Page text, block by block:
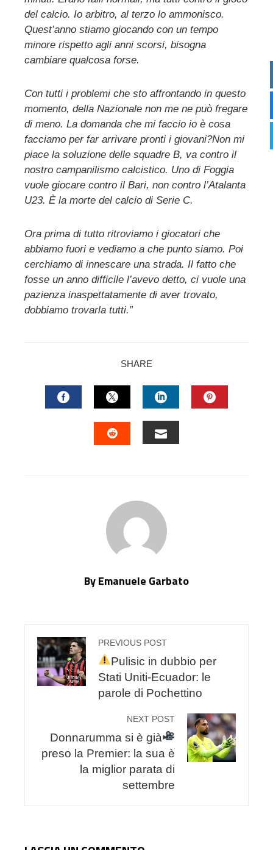
del calcio. Io arbitro, al terzo lo ammonisco.
Quest’anno stiamo giocando con un tempo
minore rispetto agli anni scorsi, bisogna
cambiare qualcosa forse.
Con tutti i problemi che sto affrontando in questo
momento, della Nazionale non me ne può fregare
di meno. La domanda che mi faccio io è cosa
facciamo per far arrivare pronti i giovani?Non mi
piace la soluzione delle squadre B, va contro il
nostro campanilismo calcistico. Uno di Foggia
vuole giocare contro il Bari, non contro l’Atalanta
U23. È la morte del calcio di Serie C.
Ora prima di tutto ritroviamo i giocatori che
abbiamo fuori e vediamo a che punto siamo. Poi
cerchiamo di innescare una strada. Il fatto che
fosse un anno difficile l’avevo detto, ci vuole una
pazienza inaspettatamente di aver trovato,
dobbiamo trovarla tutti.”
SHARE
FACEBOOKTWITTERLINKEDIN
By Emanuele Garbato
PREVIOUS POST
Pulisic in dubbio per
Stati Uniti-Ecuador: le
parole di Pochettino
NEXT POST
Donnarumma si è già
preso la Premier: la sua è
la miglior parata di
settembre